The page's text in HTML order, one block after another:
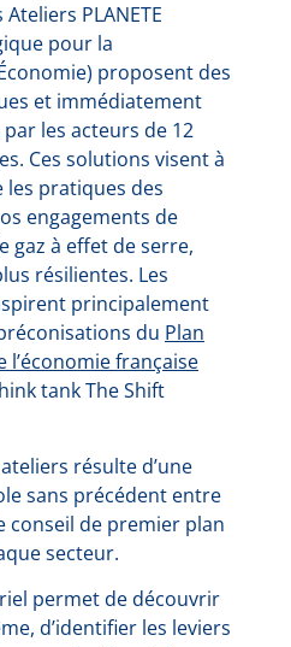
PLANETE
pour la
proposent des
et immédiatement
les acteurs de 12
Ces solutions visent à
pratiques des
engagements de
gaz à effet de serre,
résilientes. Les
principalement
du Plan
française
tank The Shift
résulte d’une
sans précédent entre
conseil de premier plan
secteur.
permet de découvrir
d’identifier les leviers